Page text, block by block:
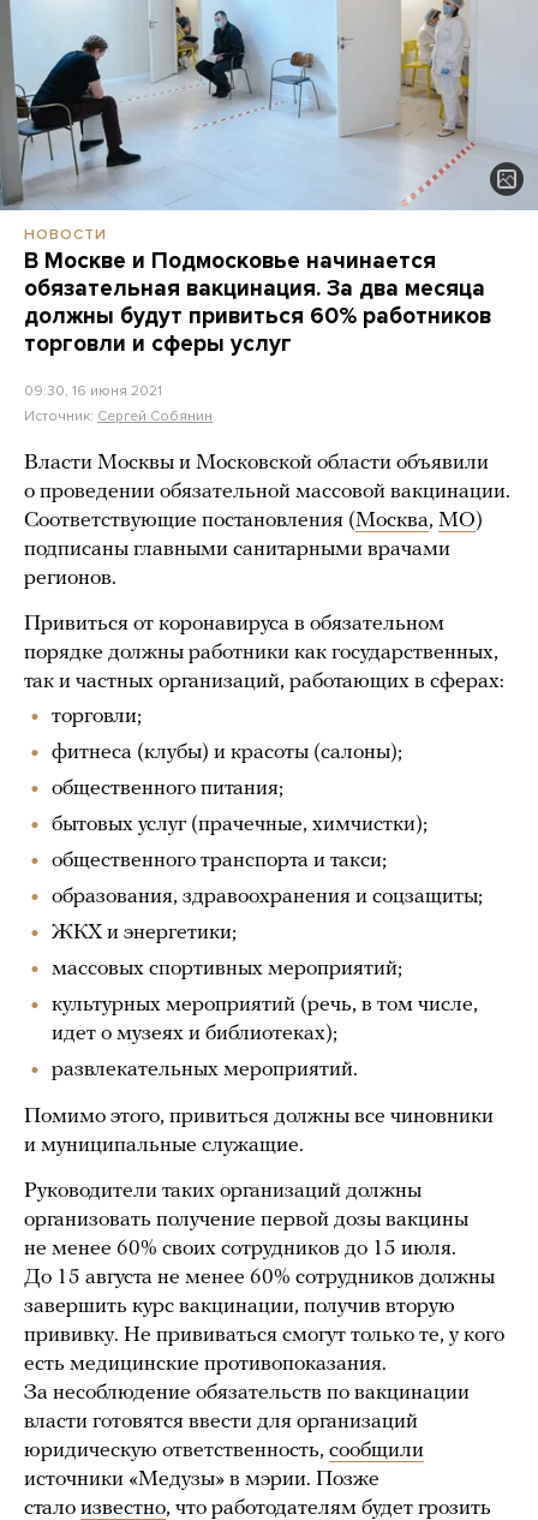
НОВОСТИ
В Москве и Подмосковье начинается
обязательная вакцинация. За два месяца
должны будут привиться 60% работников
торговли и сферы услуг
09:30, 16 июня 2021
Источник: Сергей Собянин
Власти Москвы и Московской области объявили
о проведении обязательной массовой вакцинации.
Соответствующие постановления (Москва, МО)
подписаны главными санитарными врачами
регионов.
Привиться от коронавируса в обязательном
порядке должны работники как государственных,
так и частных организаций, работающих в сферах:
торговли;
фитнеса (клубы) и красоты (салоны);
общественного питания;
бытовых услуг (прачечные, химчистки);
общественного транспорта и такси;
образования, здравоохранения и соцзащиты;
ЖКХ и энергетики;
массовых спортивных мероприятий;
культурных мероприятий (речь, в том числе,
идет о музеях и библиотеках);
развлекательных мероприятий.
Помимо этого, привиться должны все чиновники
и муниципальные служащие.
Руководители таких организаций должны
организовать получение первой дозы вакцины
не менее 60% своих сотрудников до 15 июля.
До 15 августа не менее 60% сотрудников должны
завершить курс вакцинации, получив вторую
прививку. Не прививаться смогут только те, у кого
есть медицинские противопоказания.
За несоблюдение обязательств по вакцинации
власти готовятся ввести для организаций
юридическую ответственность, сообщили
источники «Медузы» в мэрии. Позже
стало известно, что работодателям будет грозить